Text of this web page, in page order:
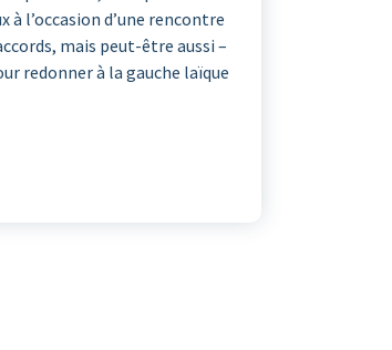
l’occasion d’une rencontre
mais peut-être aussi –
redonner à la gauche laïque